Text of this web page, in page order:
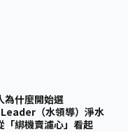
為什麼開始選
（水領導）淨水
「綁機賣濾心」看起